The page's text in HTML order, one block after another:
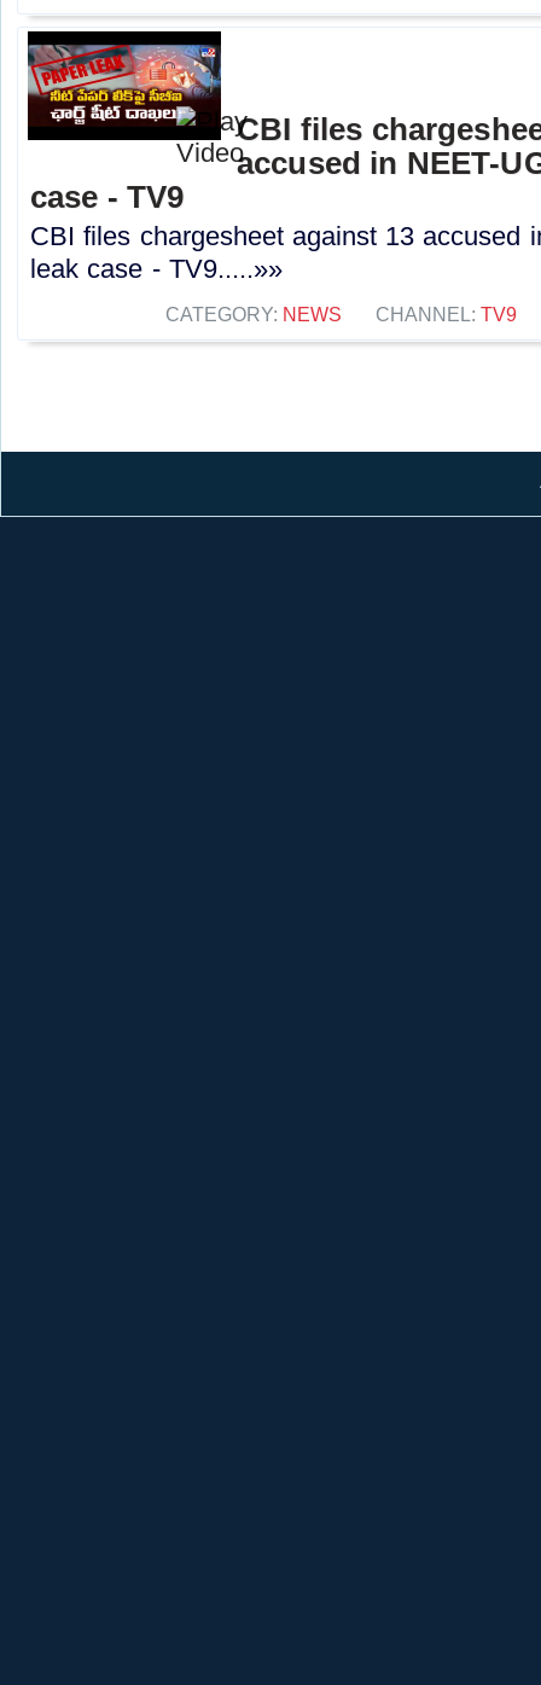
CBI files
accused in NEET-
case - TV9
CBI files chargesheet against 13 accused
leak case - TV9.....»»
CATEGORY: NEWS CHANNEL: TV9